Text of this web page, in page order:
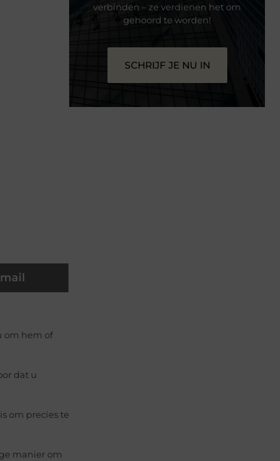
om hem of
dat u
om precies te
manier om
verbinden – ze verdienen het om
gehoord te worden!
SCHRIJF JE NU IN